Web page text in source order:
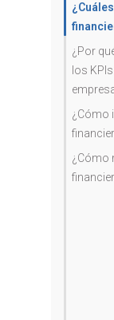
¿Por
los
¿Cómo
¿Cómo